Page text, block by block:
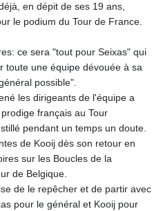
en dépit de ses 19 ans,
le podium du Tour de France.
ce sera "tout pour Seixas" qui
toute une équipe dévouée à sa
possible".
les dirigeants de l'équipe a
français au Tour
pendant un temps un doute.
de Kooij dès son retour en
sur les Boucles de la
de Belgique.
de le repêcher et de partir avec
pour le général et Kooij pour